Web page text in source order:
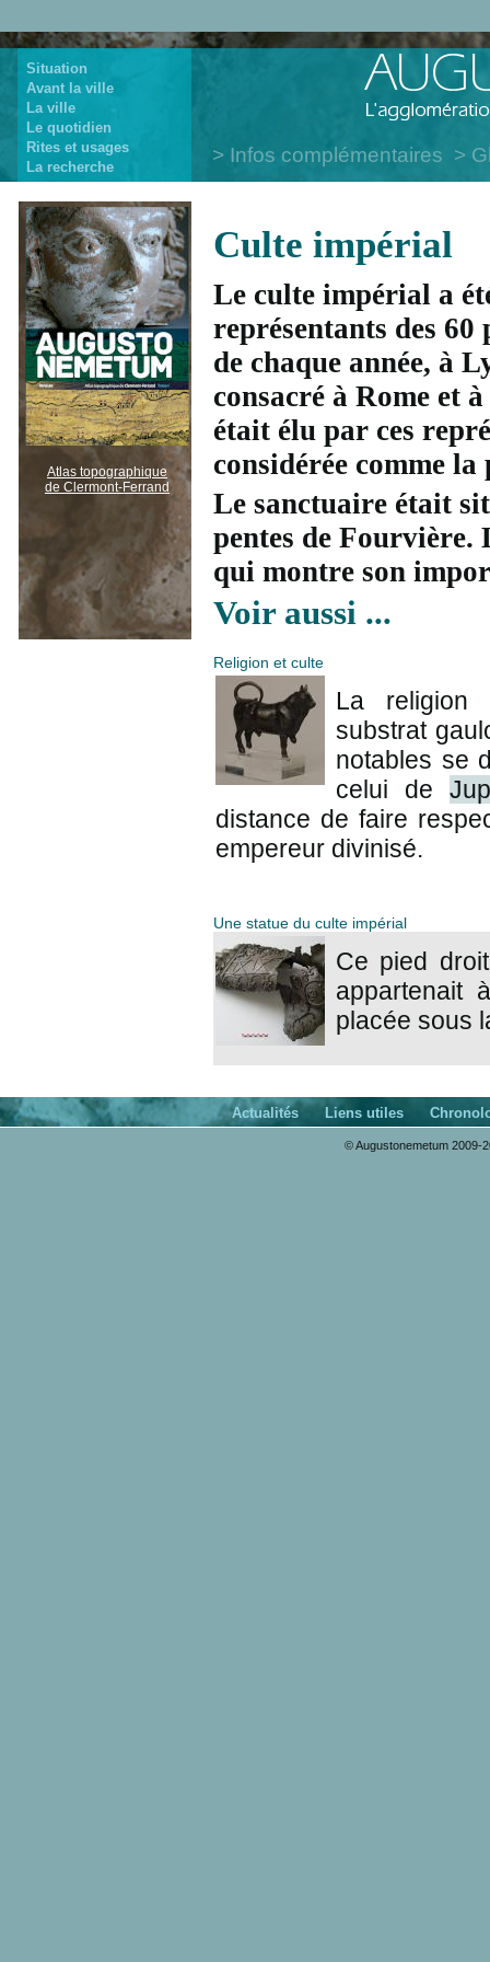
Situation
Avant la ville
La ville
Le quotidien
Rites et usages
La recherche
Infos complémentaires
Culte impérial
Le culte impérial a
représentants des 60
de chaque année, à
consacré à Rome et
était élu par ces
considérée comme
Le sanctuaire était
pentes de Fourvière.
qui montre son
Voir aussi ...
Religion et culte
La religion
substrat
notables se
celui de
distance de faire
empereur divinisé.
Une statue du culte impérial
Ce pied
appartenait
placée sous
Atlas topographique
de Clermont-Ferrand
Actualités Liens utiles
© Augustonemetum 2009-